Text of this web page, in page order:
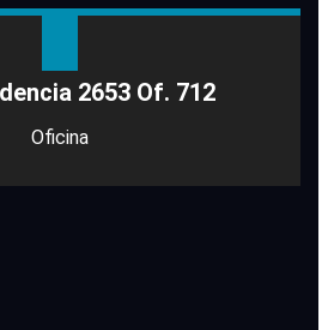
2653 Of. 712
Oficina